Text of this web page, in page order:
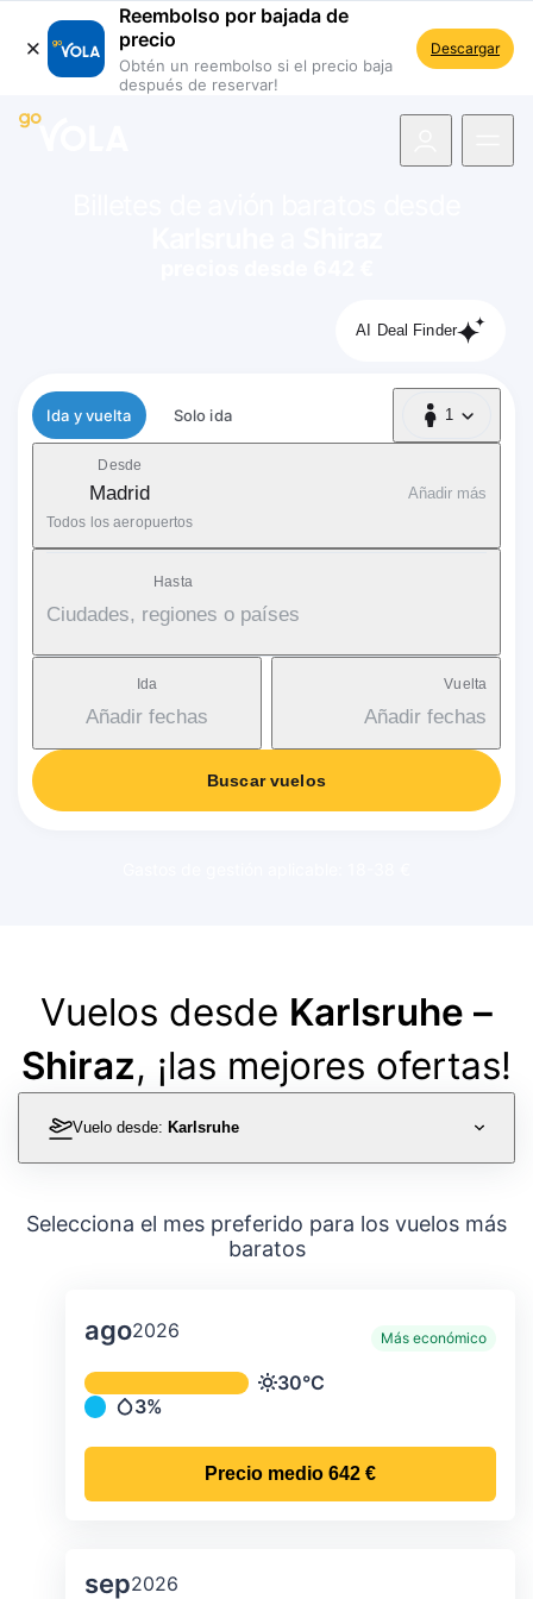
Reembolso por bajada de
precio
Obtén un reembolso si el precio baja
después de reservar!
Descargar
AI Deal Finder
Tipo de vuelo
Ida y vuelta Solo ida 1
1 Pasajero
Desde
Madrid
Todos los aeropuertos
Añadir más
Hasta
Ciudades, regiones o países
Ida
Añadir fechas
Vuelta
Añadir fechas
Buscar vuelos
Vuelos desde Karlsruhe –
Shiraz, ¡las mejores ofertas!
Vuelo desde: Karlsruhe
Selecciona el mes preferido para los vuelos más
baratos
ago2026 Más económico
Temperatura y precipitación media
Temperatura
30°C
Precipitación
3%
Precio medio 642 €
sep2026